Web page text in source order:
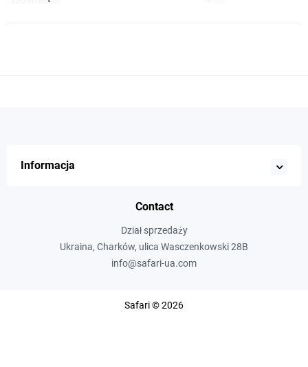
Informacja
Contact
Dział sprzedaży
Ukraina, Charków, ulica Wasczenkowski 28B
info@safari-ua.com
Safari © 2026